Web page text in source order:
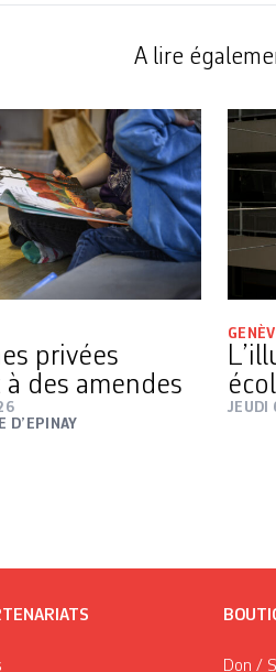
A lire
privées
des amendes
D’EPINAY
JEUDI
Don /